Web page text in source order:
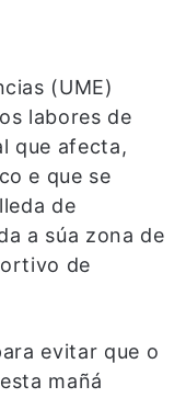
(UME)
labores de
que afecta,
e que se
de
a súa zona de
de
evitar que o
mañá